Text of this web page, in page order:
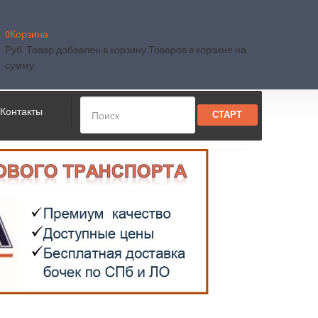
0Корзина
Руб. Товар добавлен в корзину Товаров в корзине на
сумму
Контакты